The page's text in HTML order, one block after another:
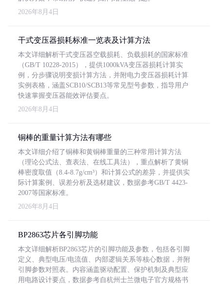
2026年8月4日
干式变压器损耗标准一览表及计算方法
本文详细解析干式变压器空载损耗、负载损耗的国家标准
（GB/T 10228-2015），提供1000kVA变压器损耗计算实
例，分步骤说明变损计算方法，并附电力变压器损耗计算
实例表格，涵盖SCB10/SCB13等常见型号参数，指导用户
快速掌握变压器能效评估要点。
2026年8月4日
铜棒的重量计算方法有哪些
本文详细介绍了铜棒和黄铜棒重量的三种常用计算方法
（理论公式法、查表法、在线工具法），重点解析了黄铜
棒密度取值（8.4-8.7g/cm³）和计算公式的差异，并提供实
际计算案例、误差分析及选材建议，数据参考GB/T 4423-
2007等国家标准。
2026年8月4日
BP2863芯片各引脚功能
本文详细解析BP2863芯片的引脚功能及参数，包括各引脚
定义、典型电压/电流值、内部逻辑关系等核心数据，并附
引脚参数对照表。内容涵盖驱动配置、保护机制及典型应
用电路设计要点，数据参考自杭州士兰微电子官方规格书